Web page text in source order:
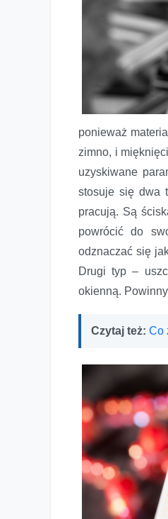
ponieważ
zimno, i
uzyskiwane
stosuje się dwa
pracują. Są
powrócić do
odznaczać się
Drugi typ –
okienną.
Czytaj też: Co